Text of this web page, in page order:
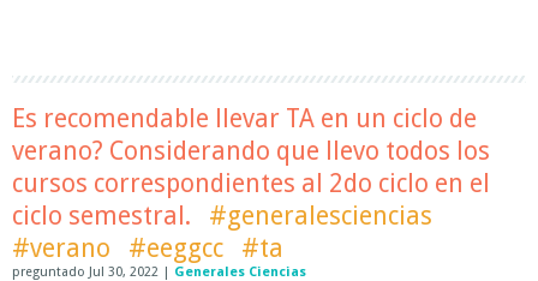
Es recomendable llevar TA en un ciclo de
verano? Considerando que llevo todos los
cursos correspondientes al 2do ciclo en el
ciclo semestral.
#generalesciencias
#verano
#eeggcc #ta
preguntado Jul 30, 2022 | Generales Ciencias